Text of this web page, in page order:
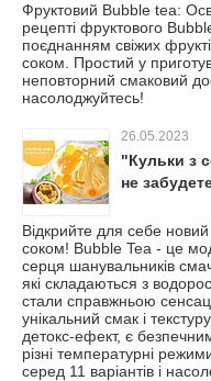
Фруктовий Bubble tea:
рецепті фруктового
поєднанням свіжих
соком. Простий у
неповторний смаковий
насолоджуйтесь!
26.05.2023
"Кульки з
не
Відкрийте для себе новий
соком! Bubble Tea - це
серця шанувальників
які складаються з
стали справжньою
унікальний смак і
детокс-ефект, є
різні температурні
серед 11 варіантів і